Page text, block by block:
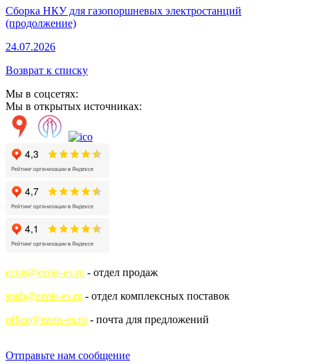
Сборка НКУ для газопоршневых электростанций
(продолжение)
24.07.2026
Возврат к списку
Мы в соцсетях:
Мы в открытых источниках:
ezois@ezois-es.ru - отдел продаж
snab@ezois-es.ru - отдел комплексных поставок
office@ezois-es.ru - почта для предложений
Отправьте нам сообщение